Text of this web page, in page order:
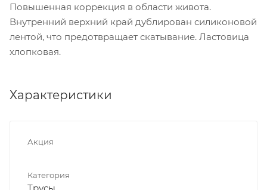
Повышенная коррекция в области живота.
Внутренний верхний край дублирован силиконовой
лентой, что предотвращает скатывание. Ластовица
хлопковая.
Характеристики
Акция
Категория